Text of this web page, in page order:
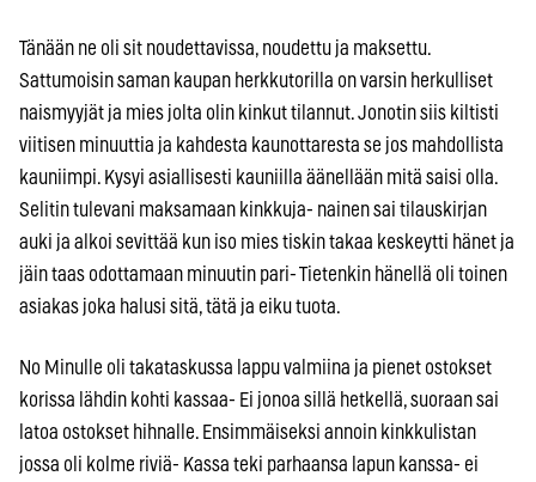
Tänään ne oli sit noudettavissa, noudettu ja maksettu.
Sattumoisin saman kaupan herkkutorilla on varsin herkulliset
naismyyjät ja mies jolta olin kinkut tilannut. Jonotin siis kiltisti
viitisen minuuttia ja kahdesta kaunottaresta se jos mahdollista
kauniimpi. Kysyi asiallisesti kauniilla äänellään mitä saisi olla.
Selitin tulevani maksamaan kinkkuja- nainen sai tilauskirjan
auki ja alkoi sevittää kun iso mies tiskin takaa keskeytti hänet ja
jäin taas odottamaan minuutin pari- Tietenkin hänellä oli toinen
asiakas joka halusi sitä, tätä ja eiku tuota.
No Minulle oli takataskussa lappu valmiina ja pienet ostokset
korissa lähdin kohti kassaa- Ei jonoa sillä hetkellä, suoraan sai
latoa ostokset hihnalle. Ensimmäiseksi annoin kinkkulistan
jossa oli kolme riviä- Kassa teki parhaansa lapun kanssa- ei